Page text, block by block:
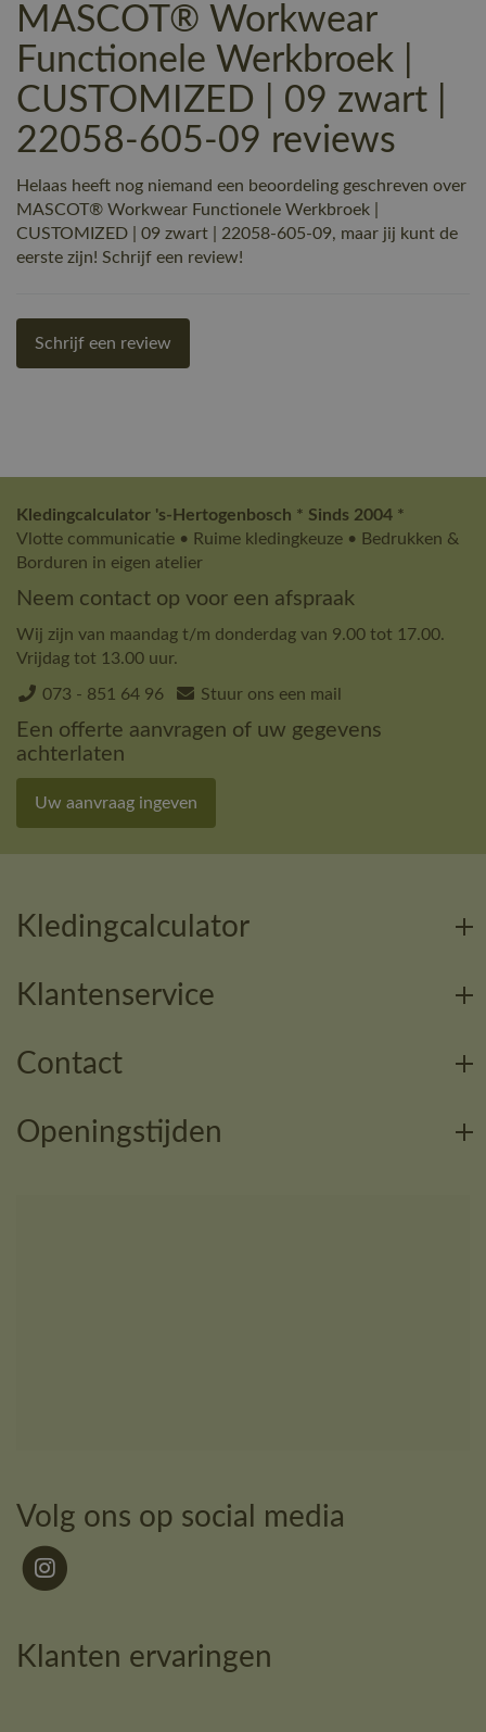
MASCOT® Workwear
Functionele Werkbroek |
CUSTOMIZED | 09 zwart |
22058-605-09 reviews
Helaas heeft nog niemand een beoordeling geschreven over
MASCOT® Workwear Functionele Werkbroek |
CUSTOMIZED | 09 zwart | 22058-605-09, maar jij kunt de
eerste zijn! Schrijf een review!
Schrijf een review
Kledingcalculator 's-Hertogenbosch * Sinds 2004 *
Vlotte communicatie • Ruime kledingkeuze • Bedrukken &
Borduren in eigen atelier
Neem contact op voor een afspraak
Wij zijn van maandag t/m donderdag van 9.00 tot 17.00.
Vrijdag tot 13.00 uur.
073 - 851 64 96 Stuur ons een mail
Een offerte aanvragen of uw gegevens
achterlaten
Uw aanvraag ingeven
Kledingcalculator
Klantenservice
Contact
Openingstijden
Volg ons op social media
Klanten ervaringen